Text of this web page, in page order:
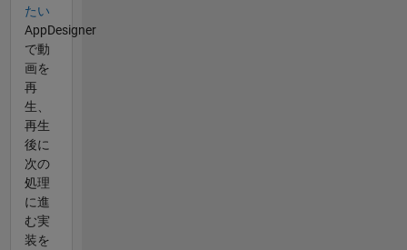
たい
AppDesigner
で動
画を
再
生、
再生
後に
次の
処理
に進
む実
装を